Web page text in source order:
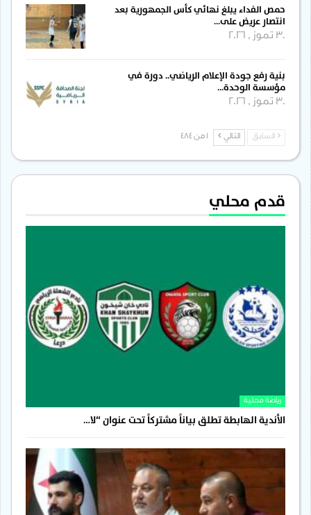
حمص الفداء يبلغ نهائي كأس الجمهورية بعد
انتصار عريض على…
30 تموز , 2026
بنية رفع جودة الإعلام الرياضي.. دورة في
مؤسسة الوحدة…
30 تموز , 2026
السابق التالي
قدم محلي
رياضة محلية
الأندية الهابطة تطلق بياناً مشتركاً تحت عنوان “لا…